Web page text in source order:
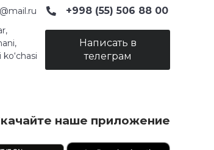
+998 (55) 506 88 00
Написать в
телеграм
наше приложение